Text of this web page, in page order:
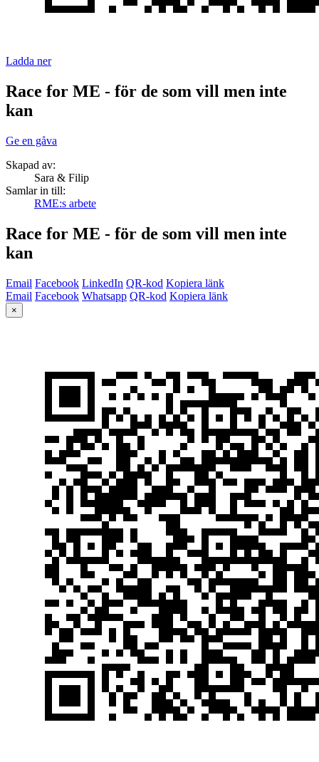
Ladda ner
Race for ME - för de som vill men inte
kan
Ge en gåva
Skapad av:
Sara & Filip
Samlar in till:
RME:s arbete
Race for ME - för de som vill men inte
kan
Email Facebook LinkedIn QR-kod Kopiera länk
Email Facebook Whatsapp QR-kod Kopiera länk
×